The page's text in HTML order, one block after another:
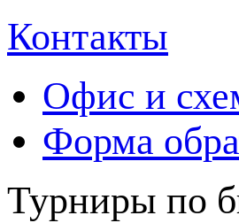
Контакты
Офис и
Форма
Турниры по